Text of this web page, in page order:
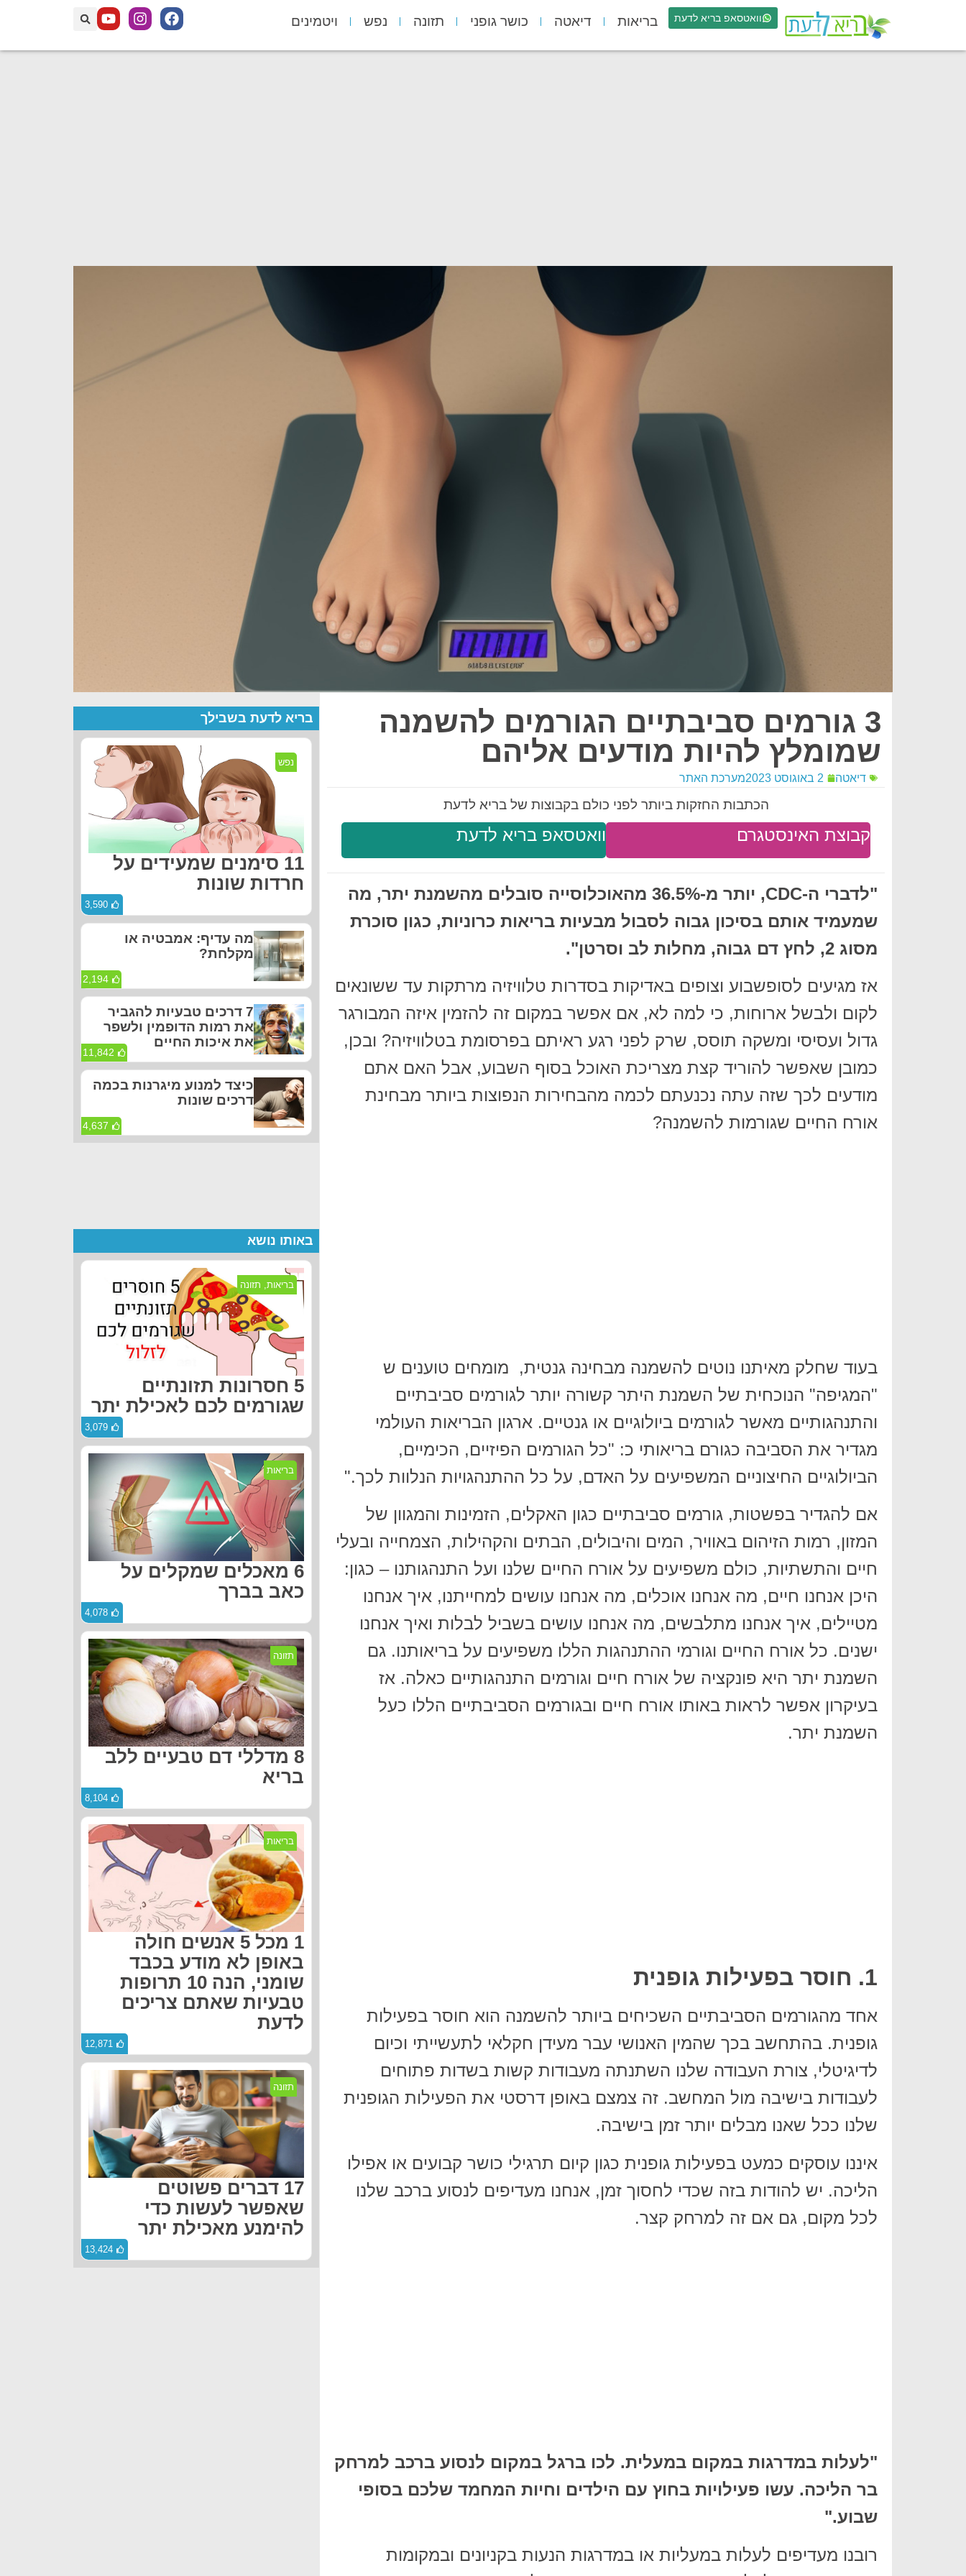
וואטסאפ בריא לדעת בריאות דיאטה כושר גופני תזונה נפש ויטמינים
3 גורמים סביבתיים הגורמים להשמנה
שמומלץ להיות מודעים אליהם
דיאטה 2 באוגוסט 2023 מערכת האתר
הכתבות החזקות ביותר לפני כולם בקבוצות של בריא לדעת
וואטסאפ בריא לדעת קבוצת האינסטגרם
"לדברי ה-CDC, יותר מ-36.5% מהאוכלוסייה סובלים מהשמנת יתר, מה
שמעמיד אותם בסיכון גבוה לסבול מבעיות בריאות כרוניות, כגון סוכרת
מסוג 2, לחץ דם גבוה, מחלות לב וסרטן".
אז מגיעים לסופשבוע וצופים באדיקות בסדרות טלוויזיה מרתקות עד ששונאים
לקום ולבשל ארוחות, כי למה לא, אם אפשר במקום זה להזמין איזה המבורגר
גדול ועסיסי ומשקה תוסס, שרק לפני רגע ראיתם בפרסומת בטלוויזיה? ובכן,
כמובן שאפשר להוריד קצת מצריכת האוכל בסוף השבוע, אבל האם אתם
מודעים לכך שזה עתה נכנעתם לכמה מהבחירות הנפוצות ביותר מבחינת
אורח החיים שגורמות להשמנה?
בעוד שחלק מאיתנו נוטים להשמנה מבחינה גנטית, מומחים טוענים ש
"המגיפה" הנוכחית של השמנת היתר קשורה יותר לגורמים סביבתיים
והתנהגותיים מאשר לגורמים ביולוגיים או גנטיים. ארגון הבריאות העולמי
מגדיר את הסביבה כגורם בריאותי כ: "כל הגורמים הפיזיים, הכימיים,
הביולוגיים החיצוניים המשפיעים על האדם, על כל ההתנהגויות הנלוות לכך."
אם להגדיר בפשטות, גורמים סביבתיים כגון האקלים, הזמינות והמגוון של
המזון, רמות הזיהום באוויר, המים והיבולים, הבתים והקהילות, הצמחייה ובעלי
חיים והתשתיות, כולם משפיעים על אורח החיים שלנו ועל התנהגותנו – כגון:
היכן אנחנו חיים, מה אנחנו אוכלים, מה אנחנו עושים למחייתנו, איך אנחנו
מטיילים, איך אנחנו מתלבשים, מה אנחנו עושים בשביל לבלות ואיך אנחנו
ישנים. כל אורח החיים וגורמי ההתנהגות הללו משפיעים על בריאותנו. גם
השמנת יתר היא פונקציה של אורח חיים וגורמים התנהגותיים כאלה. אז
בעיקרון אפשר לראות באותו אורח חיים ובגורמים הסביבתיים הללו כעל
השמנת יתר.
1. חוסר בפעילות גופנית
אחד מהגורמים הסביבתיים השכיחים ביותר להשמנה הוא חוסר בפעילות
גופנית. בהתחשב בכך שהמין האנושי עבר מעידן חקלאי לתעשייתי וכיום
לדיגיטלי, צורת העבודה שלנו השתנתה מעבודות קשות בשדות פתוחים
לעבודות בישיבה מול המחשב. זה צמצם באופן דרסטי את הפעילות הגופנית
שלנו ככל שאנו מבלים יותר זמן בישיבה.
איננו עוסקים כמעט בפעילות גופנית כגון קיום תרגילי כושר קבועים או אפילו
הליכה. יש להודות בזה שכדי לחסוך זמן, אנחנו מעדיפים לנסוע ברכב שלנו
לכל מקום, גם אם זה למרחק קצר.
"לעלות במדרגות במקום במעלית. לכו ברגל במקום לנסוע ברכב למרחק
בר הליכה. עשו פעילויות בחוץ עם הילדים וחיות המחמד שלכם בסופי
שבוע."
רובנו מעדיפים לעלות במעליות או במדרגות הנעות בקניונים ובמקומות
בריא לדעת בשבילך
נפש
11 סימנים שמעידים על
חרדות שונות
3,590
מה עדיף: אמבטיה או
מקלחת?
2,194
7 דרכים טבעיות להגביר
את רמות הדופמין ולשפר
את איכות החיים
11,842
כיצד למנוע מיגרנות בכמה
דרכים שונות
4,637
באותו נושא
בריאות תזונה
5 חסרונות תזונתיים
שגורמים לכם לאכילת יתר
3,079
בריאות
6 מאכלים שמקלים על
כאב בברך
4,078
תזונה
8 מדללי דם טבעיים ללב
בריא
8,104
בריאות
1 מכל 5 אנשים חולה
באופן לא מודע בכבד
שומני, הנה 10 תרופות
טבעיות שאתם צריכים
לדעת
12,871
תזונה
17 דברים פשוטים
שאפשר לעשות כדי
להימנע מאכילת יתר
13,424